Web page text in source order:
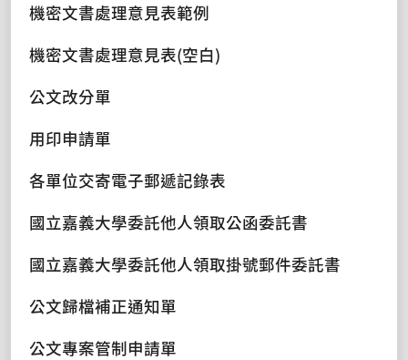
機密文書處理意見表範例
機密文書處理意見表(空白)
公文改分單
用印申請單
各單位交寄電子郵遞記錄表
國立嘉義大學委託他人領取公函委託書
國立嘉義大學委託他人領取掛號郵件委託書
公文歸檔補正通知單
公文專案管制申請單